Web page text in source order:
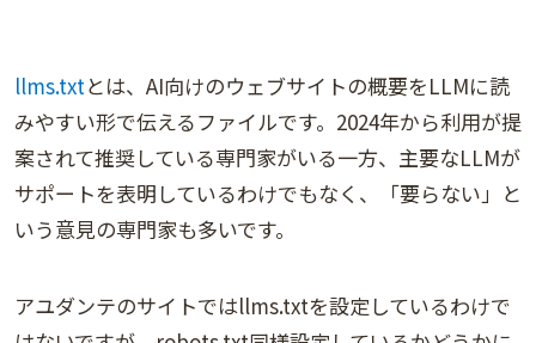
llms.txtとは、AI向けのウェブサイトの概要をLLMに読
みやすい形で伝えるファイルです。2024年から利用が提
案されて推奨している専門家がいる一方、主要なLLMが
サポートを表明しているわけでもなく、「要らない」と
いう意見の専門家も多いです。
アユダンテのサイトではllms.txtを設定しているわけで